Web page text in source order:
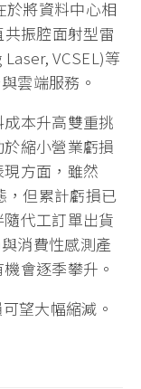
於將資料中心相
振腔面射型雷
VCSEL)等
雲端服務。
本升高雙重挑
縮小營業虧損
方面，雖然
，但累計虧損已
代工訂單出貨
消費性感測產
會逐季攀升。
望大幅縮減。